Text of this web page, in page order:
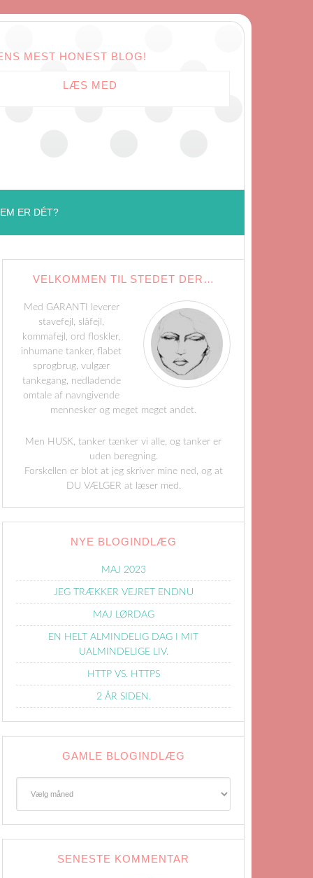
MEST HONEST BLOG!
LÆS MED
ER DÉT?
VELKOMMEN TIL STEDET DER…
Med GARANTI leverer
stavefejl, slåfejl,
kommafejl, ord floskler,
inhumane tanker, flabet
sprogbrug, vulgær
tankegang, nedladende
omtale af navngivende
mennesker og meget meget andet.
Men HUSK, tanker tænker vi alle, og tanker er
uden beregning.
Forskellen er blot at jeg skriver mine ned, og at
DU VÆLGER at læser med.
NYE BLOGINDLÆG
MAJ 2023
JEG TRÆKKER VEJRET ENDNU
MAJ LØRDAG
EN HELT ALMINDELIG DAG I MIT
UALMINDELIGE LIV.
HTTP VS. HTTPS
2 ÅR SIDEN.
GAMLE BLOGINDLÆG
SENESTE KOMMENTAR